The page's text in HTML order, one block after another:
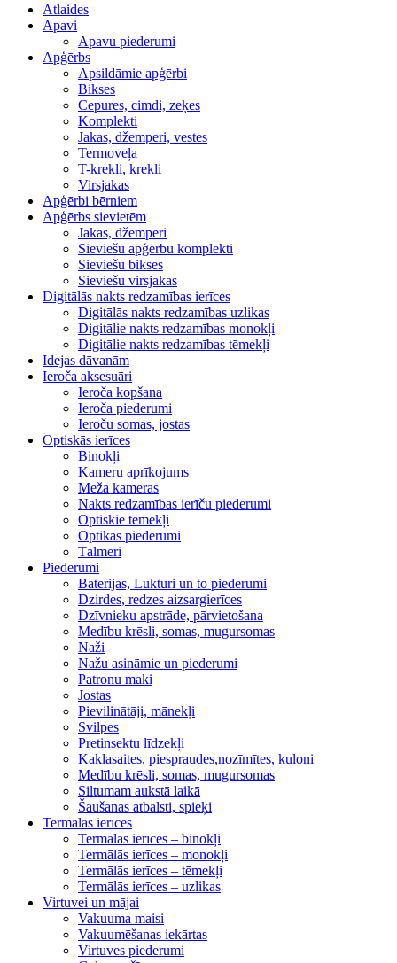
Atlaides
Apavi
Apavu piederumi
Apģērbs
Apsildāmie apģērbi
Bikses
Cepures, cimdi, zeķes
Komplekti
Jakas, džemperi, vestes
Termoveļa
T-krekli, krekli
Virsjakas
Apģērbi bērniem
Apģērbs sievietēm
Jakas, džemperi
Sieviešu apģērbu komplekti
Sieviešu bikses
Sieviešu virsjakas
Digitālās nakts redzamības ierīces
Digitālās nakts redzamības uzlikas
Digitālie nakts redzamības monokļi
Digitālie nakts redzamības tēmekļi
Idejas dāvanām
Ieroča aksesuāri
Ieroča kopšana
Ieroča piederumi
Ieroču somas, jostas
Optiskās ierīces
Binokļi
Kameru aprīkojums
Meža kameras
Nakts redzamības ierīču piederumi
Optiskie tēmekļi
Optikas piederumi
Tālmēri
Piederumi
Baterijas, Lukturi un to piederumi
Dzirdes, redzes aizsargierīces
Dzīvnieku apstrāde, pārvietošana
Medību krēsli, somas, mugursomas
Naži
Nažu asināmie un piederumi
Patronu maki
Jostas
Pievilinātāji, mānekļi
Svilpes
Pretinsektu līdzekļi
Kaklasaites, piespraudes,nozīmītes, kuloni
Medību krēsli, somas, mugursomas
Siltumam aukstā laikā
Šaušanas atbalsti, spieķi
Termālās ierīces
Termālās ierīces – binokļi
Termālās ierīces – monokļi
Termālās ierīces – tēmekļi
Termālās ierīces – uzlikas
Virtuvei un mājai
Vakuuma maisi
Vakuumēšanas iekārtas
Virtuves piederumi